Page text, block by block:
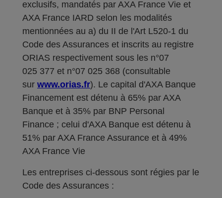
exclusifs, mandatés par AXA France Vie et
AXA France IARD selon les modalités
mentionnées au a) du II de l'Art L520-1 du
Code des Assurances et inscrits au registre
ORIAS respectivement sous les n°07
025 377 et n°07 025 368 (consultable
sur www.orias.fr). Le capital d'AXA Banque
Financement est détenu à 65% par AXA
Banque et à 35% par BNP Personal
Finance ; celui d'AXA Banque est détenu à
51% par AXA France Assurance et à 49%
AXA France Vie
Les entreprises ci-dessous sont régies par le
Code des Assurances :